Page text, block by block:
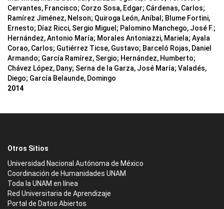
Cervantes, Francisco; Corzo Sosa, Edgar; Cárdenas, Carlos;
Ramírez Jiménez, Nelson; Quiroga León, Aníbal ; Blume Fortini,
Ernesto; Díaz Ricci, Sergio Miguel ; Palomino Manchego, José F.;
Hernández, Antonio María; Morales Antoniazzi, Mariela; Ayala
Corao, Carlos; Gutiérrez Ticse, Gustavo; Barceló Rojas, Daniel
Armando; García Ramírez, Sergio; Hernández, Humberto;
Chávez López, Dany; Serna de la Garza, José María; Valadés,
Diego; García Belaunde, Domingo
2014
Otros Sitios
Universidad Nacional Autónoma de México
Coordinación de Humanidades UNAM
Toda la UNAM en línea
Red Universitaria de Aprendizaje
Portal de Datos Abiertos